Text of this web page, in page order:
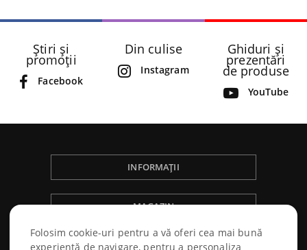
Știri și
promoții
Facebook
Din culise
Instagram
Ghiduri și
prezentări
de produse
YouTube
INFORMAȚII
MAGAZIN
NÁKUPNÝ PORIADOK
Folosim cookie-uri pentru a vă oferi cea mai bună
experiență de navigare, pentru a personaliza